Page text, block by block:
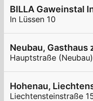
BILLA Gaweinstal
In Lüssen 10
Neubau, Gasthaus
Hauptstraße
Hohenau,
Liechtensteinstraße